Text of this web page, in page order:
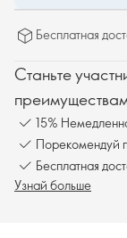
Бесплатная
Станьте
15%
Порекомендуй
Бесплатная
Узнай больше